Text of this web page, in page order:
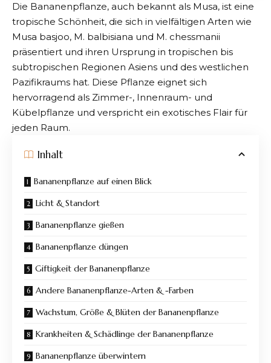
Die Bananenpflanze, auch bekannt als Musa, ist eine
tropische Schönheit, die sich in vielfältigen Arten wie
Musa basjoo, M. balbisiana und M. chessmanii
präsentiert und ihren Ursprung in tropischen bis
subtropischen Regionen Asiens und des westlichen
Pazifikraums hat. Diese Pflanze eignet sich
hervorragend als Zimmer-, Innenraum- und
Kübelpflanze und verspricht ein exotisches Flair für
jeden Raum.​
Inhalt
Bananenpflanze auf einen Blick
Licht & Standort
Bananenpflanze gießen
Bananenpflanze düngen
Giftigkeit der Bananenpflanze
Andere Bananenpflanze-Arten & -Farben
Wachstum, Größe & Blüten der Bananenpflanze
Krankheiten & Schädlinge der Bananenpflanze
Bananenpflanze überwintern